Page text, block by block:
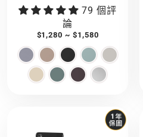
79 個評
論
$1,280 ~ $1,580